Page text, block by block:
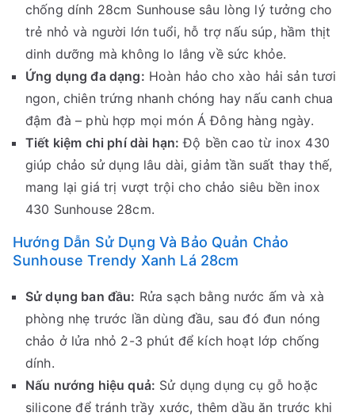
chống dính 28cm Sunhouse sâu lòng lý tưởng cho
trẻ nhỏ và người lớn tuổi, hỗ trợ nấu súp, hầm thịt
dinh dưỡng mà không lo lắng về sức khỏe.
Ứng dụng đa dạng: Hoàn hảo cho xào hải sản tươi
ngon, chiên trứng nhanh chóng hay nấu canh chua
đậm đà – phù hợp mọi món Á Đông hàng ngày.
Tiết kiệm chi phí dài hạn: Độ bền cao từ inox 430
giúp chảo sử dụng lâu dài, giảm tần suất thay thế,
mang lại giá trị vượt trội cho chảo siêu bền inox
430 Sunhouse 28cm.
Hướng Dẫn Sử Dụng Và Bảo Quản Chảo
Sunhouse Trendy Xanh Lá 28cm
Sử dụng ban đầu: Rửa sạch bằng nước ấm và xà
phòng nhẹ trước lần dùng đầu, sau đó đun nóng
chảo ở lửa nhỏ 2-3 phút để kích hoạt lớp chống
dính.
Nấu nướng hiệu quả: Sử dụng dụng cụ gỗ hoặc
silicone để tránh trầy xước, thêm dầu ăn trước khi